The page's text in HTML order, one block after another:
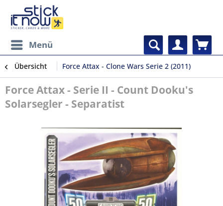
Menü
Übersicht Force Attax - Clone Wars Serie 2 (2011)
Force Attax - Serie II - Count Dooku's
Solarsegler - Separatist